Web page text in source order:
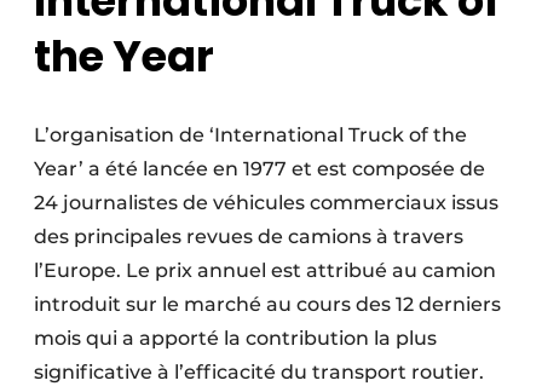
the Year
L’organisation de ‘International Truck of the
Year’ a été lancée en 1977 et est composée de
24 journalistes de véhicules commerciaux issus
des principales revues de camions à travers
l’Europe. Le prix annuel est attribué au camion
introduit sur le marché au cours des 12 derniers
mois qui a apporté la contribution la plus
significative à l’efficacité du transport routier.